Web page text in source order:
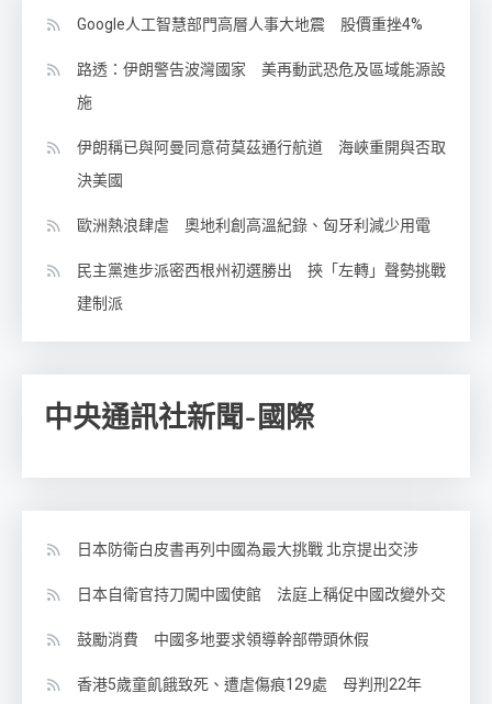
Google人工智慧部門高層人事大地震 股價重挫4%
路透：伊朗警告波灣國家 美再動武恐危及區域能源設
施
伊朗稱已與阿曼同意荷莫茲通行航道 海峽重開與否取
決美國
歐洲熱浪肆虐 奧地利創高溫紀錄、匈牙利減少用電
民主黨進步派密西根州初選勝出 挾「左轉」聲勢挑戰
建制派
中央通訊社新聞-國際
日本防衛白皮書再列中國為最大挑戰 北京提出交涉
日本自衛官持刀闖中國使館 法庭上稱促中國改變外交
鼓勵消費 中國多地要求領導幹部帶頭休假
香港5歲童飢餓致死、遭虐傷痕129處 母判刑22年